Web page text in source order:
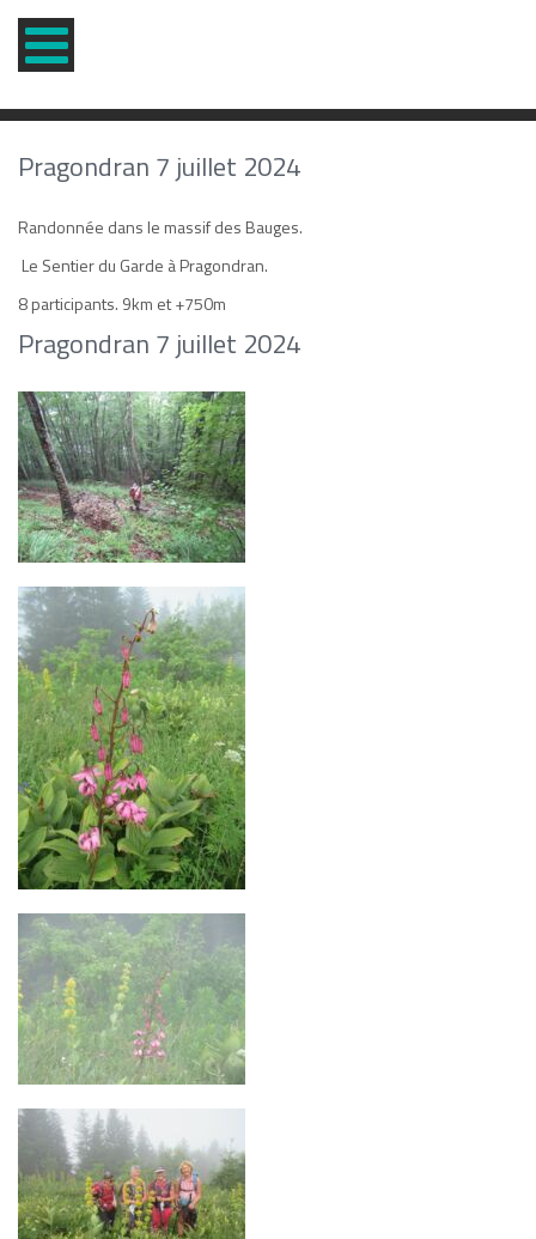
Pragondran 7 juillet 2024
Randonnée dans le massif des Bauges.
Le Sentier du Garde à Pragondran.
8 participants. 9km et +750m
Pragondran 7 juillet 2024